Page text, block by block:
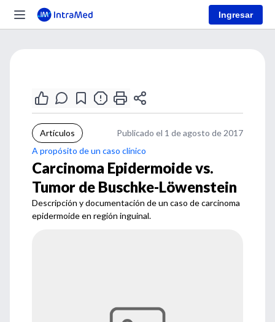
Ingresar
Artículos
Publicado el 1 de agosto de 2017
A propósito de un caso clínico
Carcinoma Epidermoide vs.
Tumor de Buschke-Löwenstein
Descripción y documentación de un caso de carcinoma
epidermoide en región inguinal.